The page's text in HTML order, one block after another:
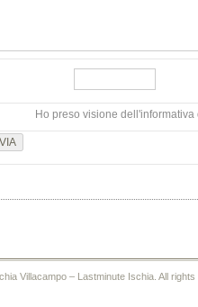
Ho preso visione
Villacampo – Lastminute Ischia. All